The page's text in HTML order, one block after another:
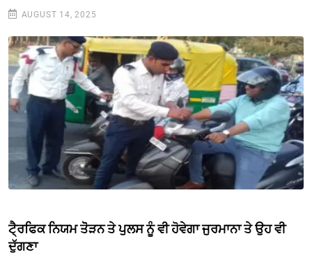
AUGUST 14, 2025
ਟੈ੍ਰਫਿਕ ਨਿਯਮ ਤੋੋੜਨ ਤੇ ਪੁਲਸ ਨੂੰ ਵੀ ਹੋਵੇਗਾ ਜੁਰਮਾਨਾ ਤੇ ਉਹ ਵੀ
ਦੁੱਗਣਾ